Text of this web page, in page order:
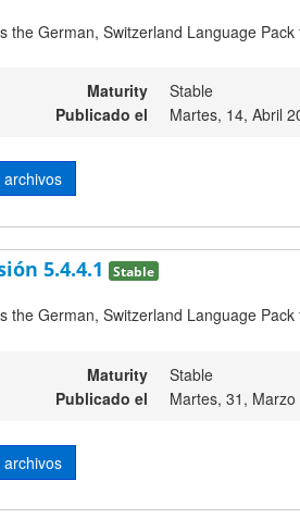
the German, Switzerland Language
Maturity
Stable
Publicado el
Martes, 14, Abril
archivos
5.4.4.1 Stable
the German, Switzerland Language
Maturity
Stable
Publicado el
Martes, 31,
archivos